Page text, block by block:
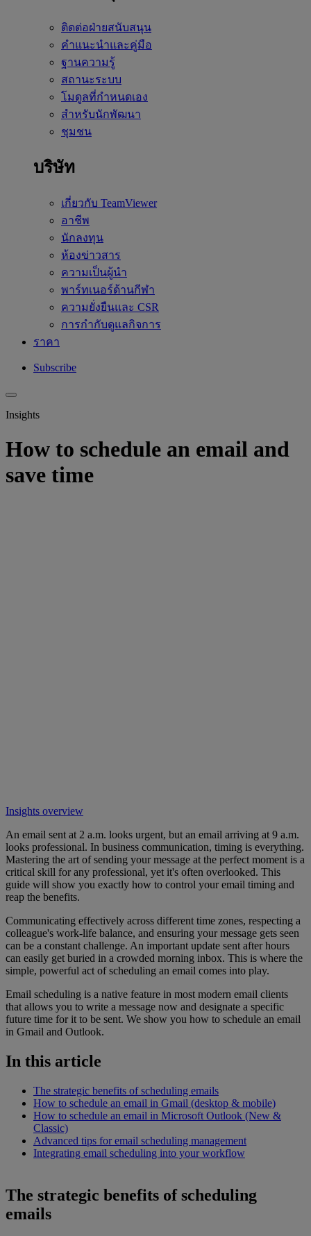
ติดต่อฝ่ายสนับสนุน
คำแนะนำและคู่มือ
ฐานความรู้
สถานะระบบ
โมดูลที่กำหนดเอง
สำหรับนักพัฒนา
ชุมชน
บริษัท
เกี่ยวกับ TeamViewer
อาชีพ
นักลงทุน
ห้องข่าวสาร
ความเป็นผู้นำ
พาร์ทเนอร์ด้านกีฬา
ความยั่งยืนและ CSR
การกำกับดูแลกิจการ
ราคา
Subscribe
Insights
How to schedule an email and
save time
Insights overview
An email sent at 2 a.m. looks urgent, but an email arriving at 9 a.m.
looks professional. In business communication, timing is everything.
Mastering the art of sending your message at the perfect moment is a
critical skill for any professional, yet it's often overlooked. This
guide will show you exactly how to control your email timing and
reap the benefits.
Communicating effectively across different time zones, respecting a
colleague's work-life balance, and ensuring your message gets seen
can be a constant challenge. An important update sent after hours
can easily get buried in a crowded morning inbox. This is where the
simple, powerful act of scheduling an email comes into play.
Email scheduling is a native feature in most modern email clients
that allows you to write a message now and designate a specific
future time for it to be sent. We show you how to schedule an email
in Gmail and Outlook.
In this article
The strategic benefits of scheduling emails
How to schedule an email in Gmail (desktop & mobile)
How to schedule an email in Microsoft Outlook (New &
Classic)
Advanced tips for email scheduling management
Integrating email scheduling into your workflow
The strategic benefits of scheduling
emails